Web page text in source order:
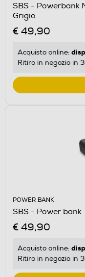
SBS - Powerbank
Grigio
€ 49,90
Acquisto online:
Ritiro in negozio in
POWER BANK
SBS - Power bank
€ 49,90
Acquisto online:
Ritiro in negozio in